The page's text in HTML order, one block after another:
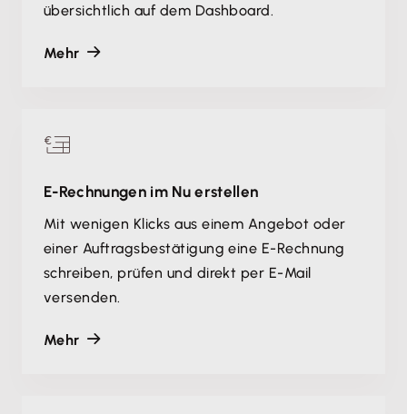
übersichtlich auf dem Dashboard.
Mehr
E-Rechnungen im Nu erstellen
Mit wenigen Klicks aus einem Angebot oder
einer Auftragsbestätigung eine E-Rechnung
schreiben, prüfen und direkt per E-Mail
versenden.
Mehr